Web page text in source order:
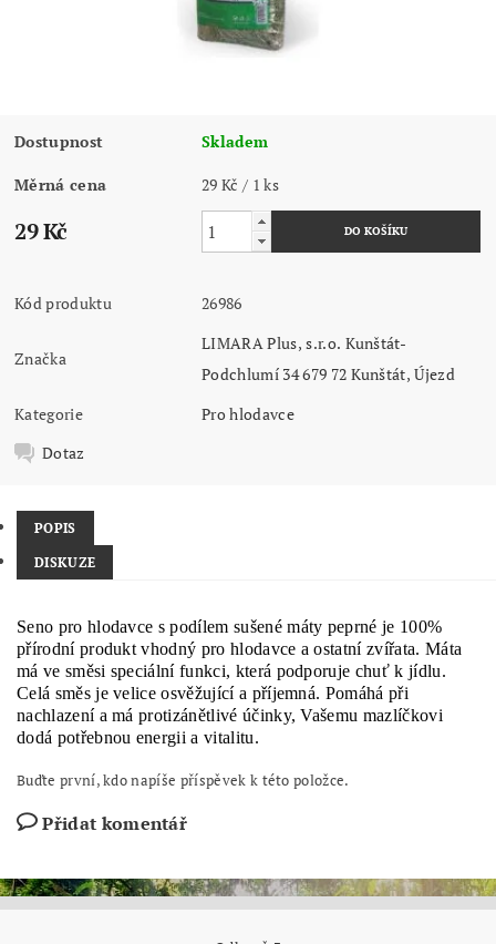
Dostupnost Skladem
Měrná cena 29 Kč / 1 ks
29 Kč
Kód produktu 26986
Značka
LIMARA Plus, s.r.o. Kunštát-
Podchlumí 34 679 72 Kunštát, Újezd
Kategorie
Pro hlodavce
Dotaz
POPIS
DISKUZE
Seno pro hlodavce s podílem sušené máty peprné je 100%
přírodní produkt vhodný pro hlodavce a ostatní zvířata. Máta
má ve směsi speciální funkci, která podporuje chuť k jídlu.
Celá směs je velice osvěžující a příjemná. Pomáhá při
nachlazení a má protizánětlivé účinky, Vašemu mazlíčkovi
dodá potřebnou energii a vitalitu.
Buďte první, kdo napíše příspěvek k této položce.
Přidat komentář